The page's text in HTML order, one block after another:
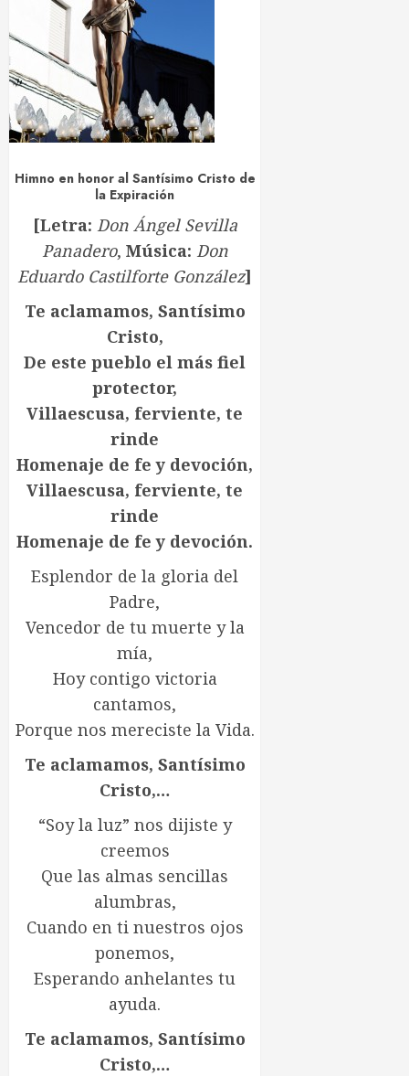
Himno en honor al Santísimo Cristo de
la Expiración
[Letra: Don Ángel Sevilla
Panadero, Música: Don
Eduardo Castilforte González]
Te aclamamos, Santísimo
Cristo,
De este pueblo el más fiel
protector,
Villaescusa, ferviente, te
rinde
Homenaje de fe y devoción,
Villaescusa, ferviente, te
rinde
Homenaje de fe y devoción.
Esplendor de la gloria del
Padre,
Vencedor de tu muerte y la
mía,
Hoy contigo victoria
cantamos,
Porque nos mereciste la Vida.
Te aclamamos, Santísimo
Cristo,…
“Soy la luz” nos dijiste y
creemos
Que las almas sencillas
alumbras,
Cuando en ti nuestros ojos
ponemos,
Esperando anhelantes tu
ayuda.
Te aclamamos, Santísimo
Cristo,…